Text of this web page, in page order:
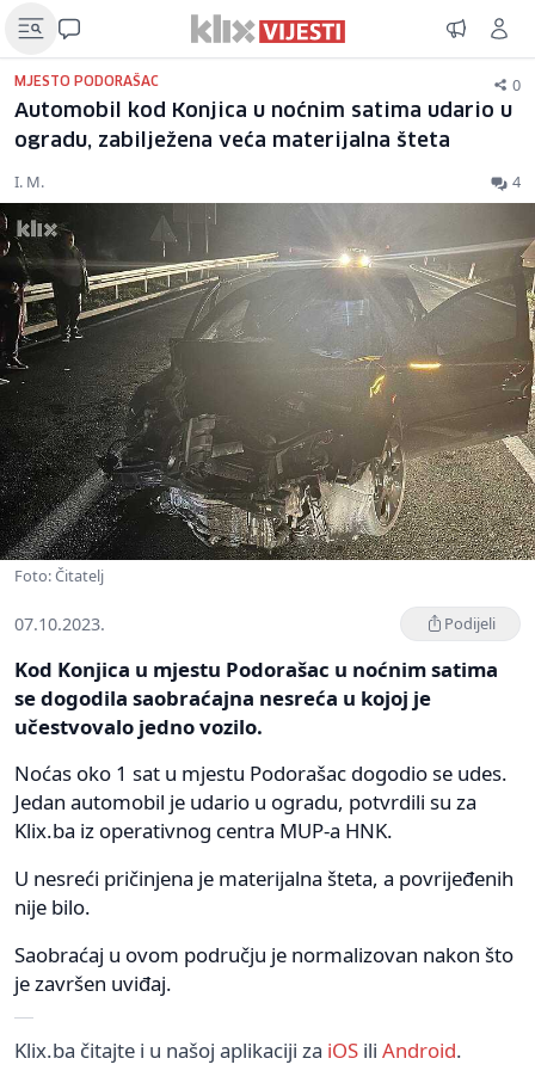
MJESTO PODORAŠAC 0
Automobil kod Konjica u noćnim satima udario u
ogradu, zabilježena veća materijalna šteta
I. M. 4
Foto: Čitatelj
07.10.2023. Podijeli
Kod Konjica u mjestu Podorašac u noćnim satima
se dogodila saobraćajna nesreća u kojoj je
učestvovalo jedno vozilo.
Noćas oko 1 sat u mjestu Podorašac dogodio se udes.
Jedan automobil je udario u ogradu, potvrdili su za
Klix.ba iz operativnog centra MUP-a HNK.
U nesreći pričinjena je materijalna šteta, a povrijeđenih
nije bilo.
Saobraćaj u ovom području je normalizovan nakon što
je završen uviđaj.
Klix.ba čitajte i u našoj aplikaciji za iOS ili Android.